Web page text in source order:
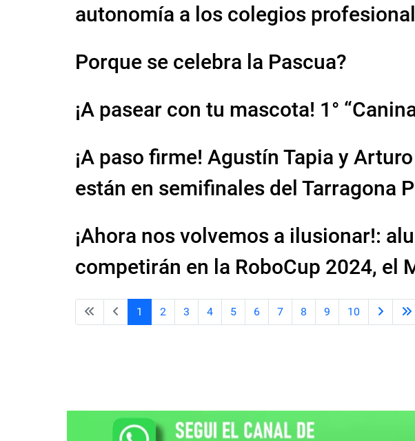
autonomía a los colegios
Porque se celebra la Pascua?
¡A pasear con tu mascota! 1°
¡A paso firme! Agustín Tapia y
están en semifinales del Tarragona
¡Ahora nos volvemos a ilusionar!:
competirán en la RoboCup 2024, el
1 2 3 4 5 6 7 8 9 10